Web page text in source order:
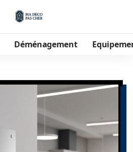
Déménagement